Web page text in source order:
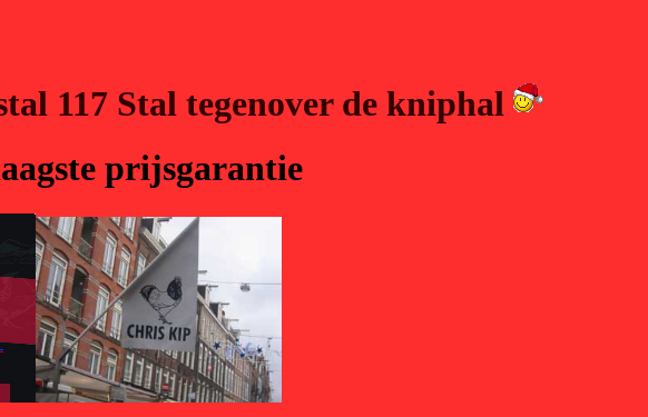
117 Stal tegenover de kniphal
prijsgarantie